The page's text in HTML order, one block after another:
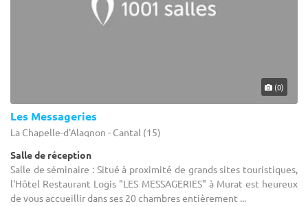
(0)
Les Messageries
La Chapelle-d'Alagnon - Cantal (15)
Salle de réception
Salle de séminaire : Situé à proximité de grands sites touristiques,
l'Hôtel Restaurant Logis "LES MESSAGERIES" à Murat est heureux
de vous accueillir dans ses 20 chambres entièrement ...